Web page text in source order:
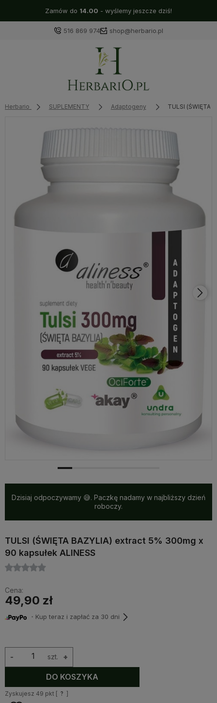
Zamów do 14.00 - wyślemy jeszcze dziś!
516 869 974 shop@herbario.pl
Herbario SUPLEMENTY Adaptogeny TULSI (ŚWIĘTA
Dzisiaj odpoczywamy 😅. Paczkę nadamy w najbliższy dzień
roboczy.
TULSI (ŚWIĘTA BAZYLIA) extract 5% 300mg x
90 kapsułek ALINESS
Cena:
49,90 zł
・Kup teraz i zapłać za 30 dni
szt. +
-
DO KOSZYKA
Zyskujesz 49 pkt [ ? ]